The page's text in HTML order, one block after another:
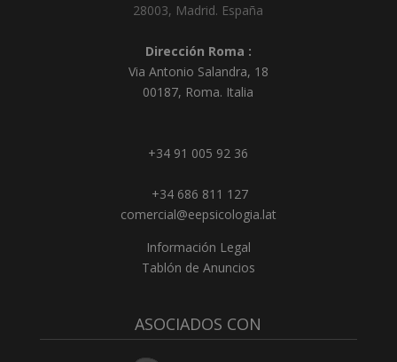
28003, Madrid. España
Dirección Roma :
Via Antonio Salandra, 18
00187, Roma. Italia
+34 91 005 92 36
+34 686 811 127
comercial@eepsicologia.lat
Información Legal
Tablón de Anuncios
ASOCIADOS CON